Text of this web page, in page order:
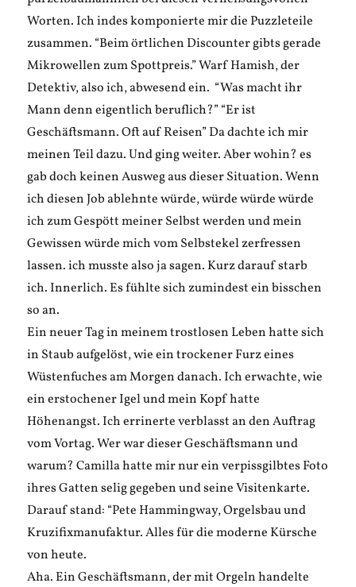
Worten. Ich indes komponierte mir die Puzzleteile
zusammen. “Beim örtlichen Discounter gibts gerade
Mikrowellen zum Spottpreis.” Warf Hamish, der
Detektiv, also ich, abwesend ein. “Was macht ihr
Mann denn eigentlich beruflich?” “Er ist
Geschäftsmann. Oft auf Reisen” Da dachte ich mir
meinen Teil dazu. Und ging weiter. Aber wohin? es
gab doch keinen Ausweg aus dieser Situation. Wenn
ich diesen Job ablehnte würde, würde würde würde
ich zum Gespött meiner Selbst werden und mein
Gewissen würde mich vom Selbstekel zerfressen
lassen. ich musste also ja sagen. Kurz darauf starb
ich. Innerlich. Es fühlte sich zumindest ein bisschen
so an.
Ein neuer Tag in meinem trostlosen Leben hatte sich
in Staub aufgelöst, wie ein trockener Furz eines
Wüstenfuches am Morgen danach. Ich erwachte, wie
ein erstochener Igel und mein Kopf hatte
Höhenangst. Ich errinerte verblasst an den Auftrag
vom Vortag. Wer war dieser Geschäftsmann und
warum? Camilla hatte mir nur ein verpissgilbtes Foto
ihres Gatten selig gegeben und seine Visitenkarte.
Darauf stand: “Pete Hammingway, Orgelsbau und
Kruzifixmanufaktur. Alles für die moderne Kürsche
von heute.
Aha. Ein Geschäftsmann, der mit Orgeln handelte